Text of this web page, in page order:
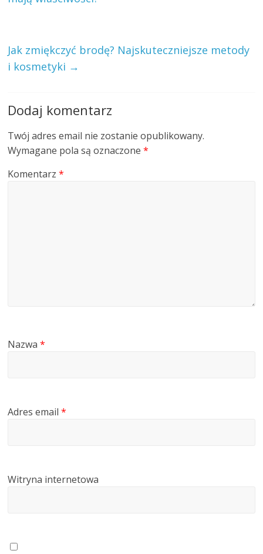
Jak zmiękczyć brodę? Najskuteczniejsze metody
i kosmetyki →
Dodaj komentarz
Twój adres email nie zostanie opublikowany.
Wymagane pola są oznaczone*
Komentarz*
Nazwa*
Adres email*
Witryna internetowa